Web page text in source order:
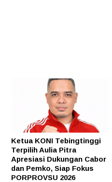
Ketua KONI Tebingtinggi
Terpilih Aulia Pitra
Apresiasi Dukungan Cabor
dan Pemko, Siap Fokus
PORPROVSU 2026